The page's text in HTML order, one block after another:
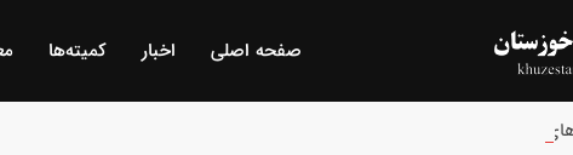
صفحه اصلی اخبار كمیته‌ها
بین‌المللی جام حسن گمیجی و غضنفر بیلگه / ترکیه :